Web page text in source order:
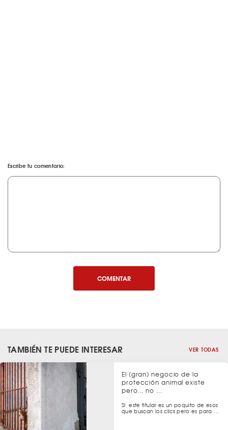
Escribe tu comentario:
COMENTAR
TAMBIÉN TE PUEDE INTERESAR VER TODAS
El (gran) negocio de la
protección animal existe
pero... no …
Sí, este titular es un poquito de esos
que buscan los clics pero es para …